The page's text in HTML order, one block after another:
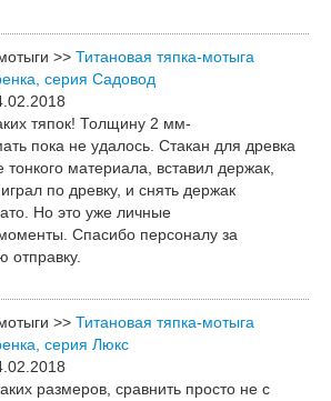
>> Титановая тяпка-мотыга
серия Садовод
тяпок! Толщину 2 мм-
пока не удалось. Стакан для древка
тонкого материала, вставил держак,
по древку, и снять держак
Но это уже личные
Спасибо персоналу за
отправку.
>> Титановая тяпка-мотыга
серия Люкс
размеров, сравнить просто не с